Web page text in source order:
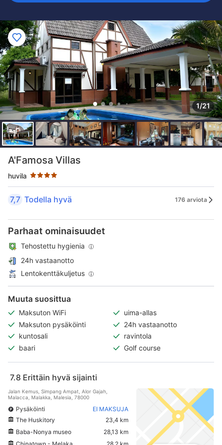
1/21
A'Famosa Villas
huvila
Tähtiluokitus 4 tähteä
7,7 Todella hyvä 176 arviota
Parhaat ominaisuudet
Tehostettu hygienia
24h vastaanotto
Lentokenttäkuljetus
Muuta suosittua
Maksuton WiFi
uima-allas
Maksuton pysäköinti
24h vastaanotto
kuntosali
ravintola
baari
Golf course
7.8 Erittäin hyvä sijainti
Jalan Kemus, Simpang Ampat, Alor Gajah,
Malacca, Malakka, Malesia, 78000
Pysäköinti
EI MAKSUJA
The Huskitory
23,4 km
Baba-Nonya museo
28,13 km